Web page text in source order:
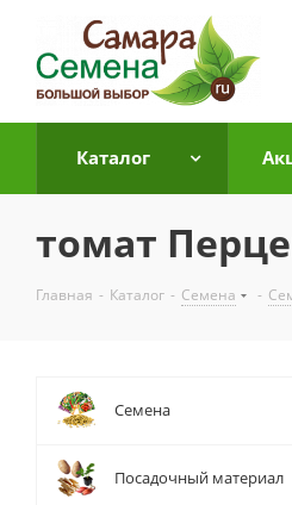
Каталог
томат
Главная - Каталог - Семена -
Семена
Посадочный материал